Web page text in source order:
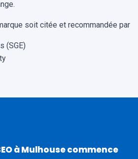
soit citée et recommandée par
(SGE)
à Mulhouse commence